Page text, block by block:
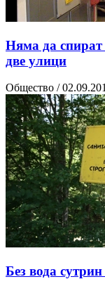
Няма да спират
две улици
Общество /
Без вода